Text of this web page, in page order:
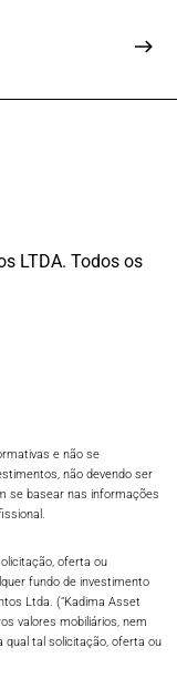
LTDA. Todos os
e não se
não devendo ser
se basear nas informações
oferta ou
fundo de investimento
Ltda. (“Kadima Asset
valores mobiliários, nem
qual tal solicitação, oferta ou